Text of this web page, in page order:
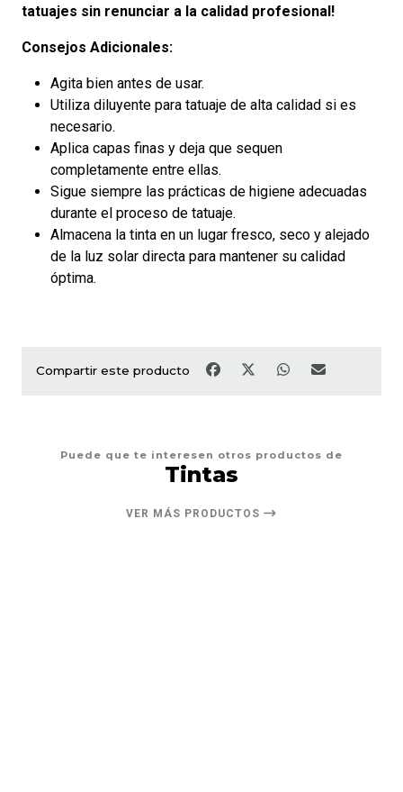
tatuajes sin renunciar a la calidad profesional!
Consejos Adicionales:
Agita bien antes de usar.
Utiliza diluyente para tatuaje de alta calidad si es
necesario.
Aplica capas finas y deja que sequen
completamente entre ellas.
Sigue siempre las prácticas de higiene adecuadas
durante el proceso de tatuaje.
Almacena la tinta en un lugar fresco, seco y alejado
de la luz solar directa para mantener su calidad
óptima.
Compartir este producto
Puede que te interesen otros productos de
Tintas
VER MÁS PRODUCTOS